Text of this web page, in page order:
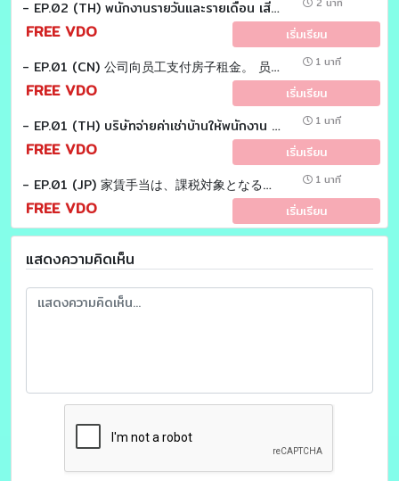
- EP.02 (TH) พนักงานรายวันและรายเดือน เสียภาษีอย่างไร แตกต่างกันหรือไม่ Tax EZ Sensei
FREE VDO เริ่มเรียน
- EP.01 (CN) 公司向员工支付房子租金。 员工需要纳税吗？Tax EZ laoshi 1 นาที
FREE VDO เริ่มเรียน
- EP.01 (TH) บริษัทจ่ายค่าเช่าบ้านให้พนักงาน พนักงานจะต้องเสียภาษีหรือไม่ Tax EZ Sensei 1 นาที
FREE VDO เริ่มเรียน
- EP.01 (JP) 家賃手当は、課税対象となるのかについてお答えします。 Tax EZ Sensei 1 นาที
FREE VDO เริ่มเรียน
แสดงความคิดเห็น